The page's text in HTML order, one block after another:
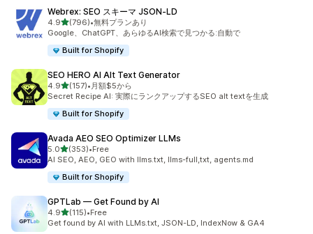
Webrex: SEO スキーマ JSON‑LD
4.95つ星中
(796)
合計レビュー数：796件
•無料プランあり
Google、ChatGPT、あらゆるAI検索で見つかる:自動で
Built for Shopify
SEO HERO AI Alt Text Generator
4.95つ星中
(157)
合計レビュー数：157件
• 月額$5から
Secret Recipe AI: 実際にランクアップするSEO alt textを生成
Built for Shopify
Avada AEO SEO Optimizer LLMs
5.05つ星中
(353)
合計レビュー数：353件
•Free
AI SEO, AEO, GEO with llms.txt, llms-full,txt, agents.md
Built for Shopify
GPTLab — Get Found by AI
4.95つ星中
(115)
合計レビュー数：115件
•Free
Get found by AI with LLMs.txt, JSON-LD, IndexNow & GA4